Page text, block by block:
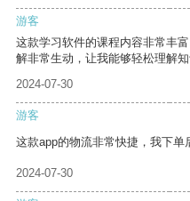
游客
这款学习软件的课程内容非常丰
解非常生动，让我能够轻松理解知
2024-07-30
游客
这款app的物流非常快捷，我下单
2024-07-30